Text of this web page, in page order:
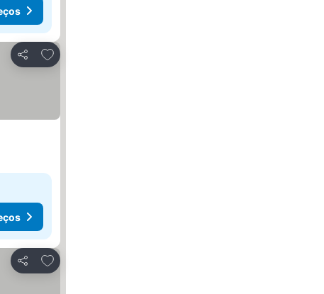
Partilhar
Adicionar aos favoritos
Partilhar
Adicionar aos favoritos